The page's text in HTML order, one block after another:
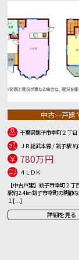
中古一戸建
千葉県銚子市幸町２丁目
ＪＲ総武本線 / 銚子駅
780万円
４ＬＤＫ
【中古戸建】銚子市幸町２丁
駅約2.4㎞ 銚子市幸町の閑静
１[...]
詳細を見る